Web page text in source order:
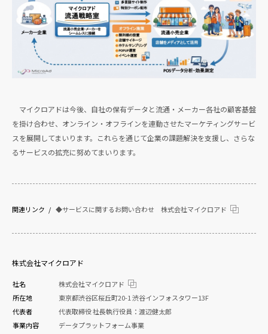
マイクロアドは今後、自社の保有データと流通・メーカー各社の顧客基盤
を掛け合わせ、オンライン・オフラインを連動させたマーケティングサービ
スを展開してまいります。これらを通じて企業の課題解決を支援し、さらな
るサービスの拡充に努めてまいります。
関連リンク ◆サービスに関するお問い合わせ 株式会社マイクロアド
株式会社マイクロアド
社名
株式会社マイクロアド
所在地
東京都渋谷区桜丘町20-1 渋谷インフォスタワー13F
代表者
代表取締役 社長執行役員：渡辺健太郎
事業内容
データプラットフォーム事業